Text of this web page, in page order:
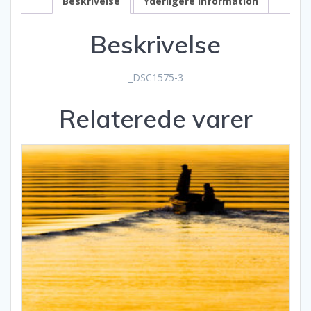
Beskrivelse
_DSC1575-3
Relaterede varer